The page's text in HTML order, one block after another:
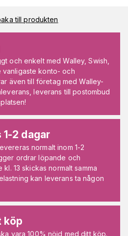
till produkten
och enkelt med Walley, Swish,
konto- och
även till företag med Walley-
leverans till postombud
1-2 dagar
normalt inom 1-2
ordrar löpande och
13 skickas normalt samma
kan leverans ta någon
köp
vara 100% nöjd med ditt köp.